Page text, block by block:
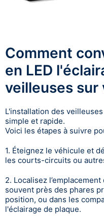
Comment
en LED
veilleuses sur
L'installation des
simple et rapide.
Voici les étapes à suivre
1. Éteignez le véhicule et
les courts-circuits ou
2. Localisez
souvent près des phares
position, ou dans les
l'éclairage de plaque.